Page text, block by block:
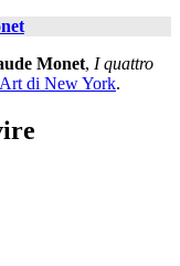
Monet, I quattro
di New York.